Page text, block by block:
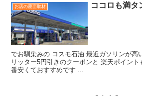
お店の覆面取材 ココロも満タ
でお馴染みの コスモ石油 最近ガソリンが高
リッター5円引きのクーポンと 楽天ポイント
番安くておすすめです ...